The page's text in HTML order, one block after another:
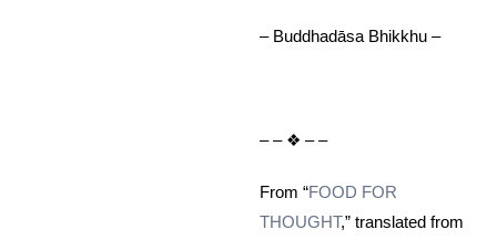
– Buddhadāsa Bhikkhu –
– – ❖ – –
From “FOOD FOR
THOUGHT,” translated from